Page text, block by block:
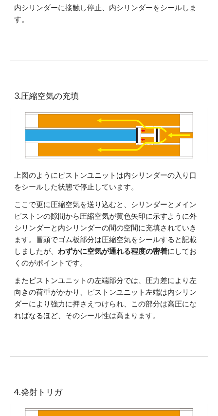
内シリンダーに接触し停止、内シリンダーをシールしま
す。
3.圧縮空気の充填
上図のようにピストンユニットは内シリンダーの入り口
をシールした状態で停止しています。
ここで更に圧縮空気を送り込むと、シリンダーとメイン
ピストンの隙間から圧縮空気が黄色矢印に示すように外
シリンダーと内シリンダーの間の空間に充填されていき
ます。冒頭でゴム板部分は圧縮空気をシールすると記載
しましたが、わずかに空気が通れる程度の密着にしてお
くのがポイントです。
またピストンユニットの左端部分では、圧力差により左
向きの荷重がかかり、ピストンユニット左端は内シリン
ダーにより強力に押さえつけられ、この部分は高圧にな
ればなるほど、そのシール性は高まります。
4.発射トリガ